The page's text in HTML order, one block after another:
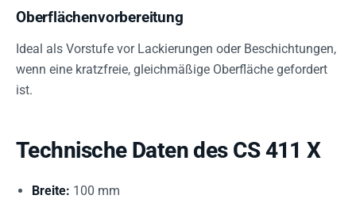
Oberflächenvorbereitung
Ideal als Vorstufe vor Lackierungen oder Beschichtungen,
wenn eine kratzfreie, gleichmäßige Oberfläche gefordert
ist.
Technische Daten des CS 411 X
Breite: 100 mm